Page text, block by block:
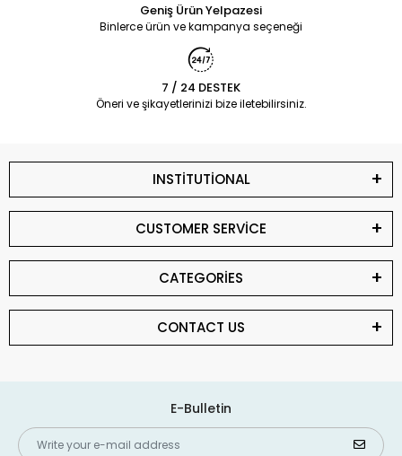
Geniş Ürün Yelpazesi
Binlerce ürün ve kampanya seçeneği
7 / 24 DESTEK
Öneri ve şikayetlerinizi bize iletebilirsiniz.
INSTİTUTİONAL
CUSTOMER SERVİCE
CATEGORİES
CONTACT US
E-Bulletin